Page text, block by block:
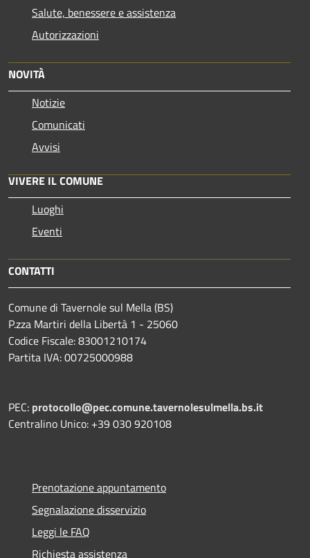
Salute, benessere e assistenza
Autorizzazioni
NOVITÀ
Notizie
Comunicati
Avvisi
VIVERE IL COMUNE
Luoghi
Eventi
CONTATTI
Comune di Tavernole sul Mella (BS)
P.zza Martiri della Libertà 1 - 25060
Codice Fiscale: 83001210174
Partita IVA: 00725000988
PEC: protocollo@pec.comune.tavernolesulmella.bs.it
Centralino Unico: +39 030 920108
Prenotazione appuntamento
Segnalazione disservizio
Leggi le FAQ
Richiesta assistenza